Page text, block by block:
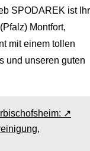
SPODAREK ist Ihr
Montfort,
mit einem tollen
und unseren guten
↗️